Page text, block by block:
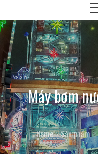
Máy bơm
Home Sản phẩm